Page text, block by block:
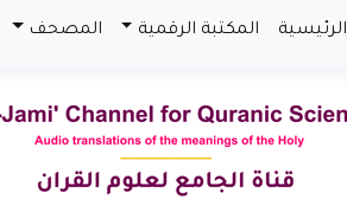
الرئيسية المكتبة الرقمية المصحف